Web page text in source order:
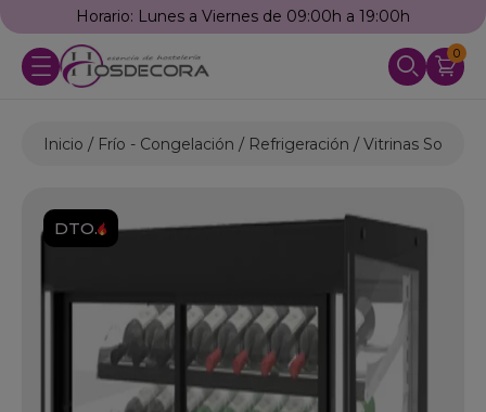
Horario: Lunes a Viernes de 09:00h a 19:00h
0
Inicio Frío - Congelación Refrigeración Vitrinas
DTO.